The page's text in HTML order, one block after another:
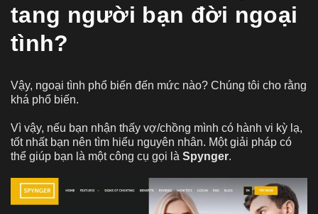
tang người bạn đời ngoại
tình?
Vậy, ngoại tình phổ biến đến mức nào? Chúng tôi cho rằng
khá phổ biến.
Vì vậy, nếu bạn nhận thấy vợ/chồng mình có hành vi kỳ lạ,
tốt nhất bạn nên tìm hiểu nguyên nhân. Một giải pháp có
thể giúp bạn là một công cụ gọi là Spynger.